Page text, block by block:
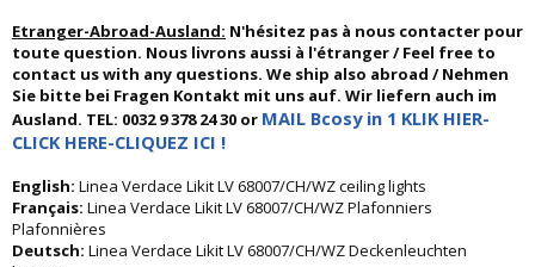
Etranger-Abroad-Ausland: N'hésitez pas à nous contacter pour
toute question. Nous livrons aussi à l'étranger / Feel free to
contact us with any questions. We ship also abroad / Nehmen
Sie bitte bei Fragen Kontakt mit uns auf. Wir liefern auch im
Ausland. TEL: 0032 9 378 24 30 or MAIL Bcosy in 1 KLIK HIER-
CLICK HERE-CLIQUEZ ICI !
English: Linea Verdace Likit LV 68007/CH/WZ ceiling lights
Français: Linea Verdace Likit LV 68007/CH/WZ Plafonniers
Plafonnières
Deutsch: Linea Verdace Likit LV 68007/CH/WZ Deckenleuchten